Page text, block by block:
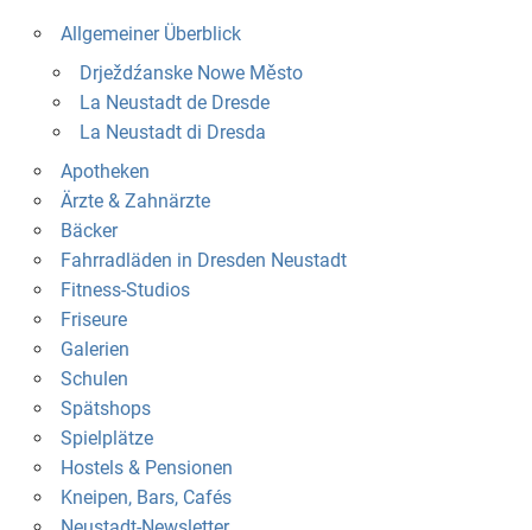
Allgemeiner Überblick
Drježdźanske Nowe Město
La Neustadt de Dresde
La Neustadt di Dresda
Apotheken
Ärzte & Zahnärzte
Bäcker
Fahrradläden in Dresden Neustadt
Fitness-Studios
Friseure
Galerien
Schulen
Spätshops
Spielplätze
Hostels & Pensionen
Kneipen, Bars, Cafés